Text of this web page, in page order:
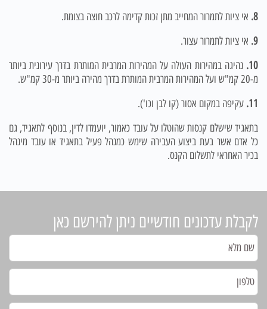
8. אי ציות לתמרור המחייב מתן זכות קדימה לרכב חוצה בצומת.
9. אי ציות לתמרור עצור.
10. נהיגה במהירות העולה על המהירות המרבית המותרת בדרך עירונית ביותר
מ-20 קמ"ש ועל המהירות המרבית המותרת בדרך מהירה ביותר מ-30 קמ"ש.
11. עקיפה במקום אסור (קו לבן וכו').
בתאגיד שישלם קנסות שהוטלו על עובד כאמור, יועמדו לדין, בנוסף לתאגיד, גם
כל אדם אשר בעת ביצוע העבירה שימש כמנהל פעיל בתאגיד או עובד מינהל
בכיר האחראי לתשלום הקנס.
לקבלת עדכונים חודשיים ניתן להירשם כאן